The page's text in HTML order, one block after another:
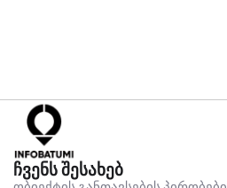
ჩვენს შესახებ